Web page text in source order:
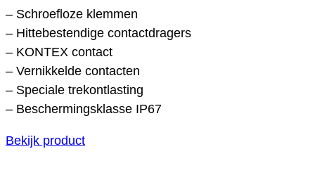
– Schroefloze klemmen
– Hittebestendige contactdragers
– KONTEX contact
– Vernikkelde contacten
– Speciale trekontlasting
– Beschermingsklasse IP67
Bekijk product